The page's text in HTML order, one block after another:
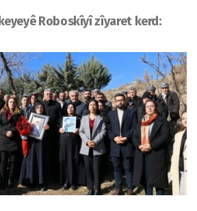
Roboskîyî zîyaret kerd: